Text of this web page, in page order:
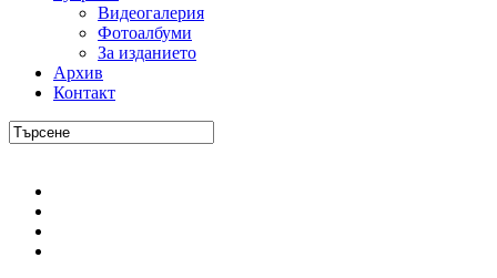
Видеогалерия
Фотоалбуми
За изданието
Архив
Контакт